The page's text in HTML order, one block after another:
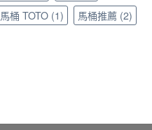
馬桶 TOTO (1) 馬桶推薦 (2)